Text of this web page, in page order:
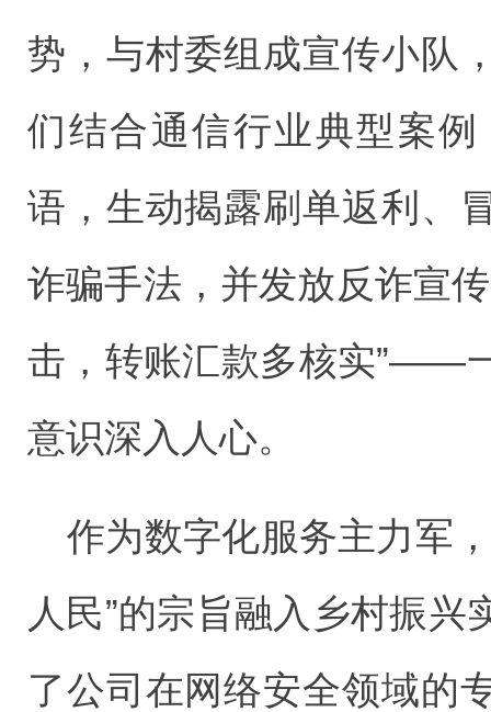
势，与村委组成宣传小队
们结合通信行业典型案
语，生动揭露刷单返利、
诈骗手法，并发放反诈宣
击，转账汇款多核实”——
意识深入人心。
作为数字化服务主力军
人民”的宗旨融入乡村振
了公司在网络安全领域的